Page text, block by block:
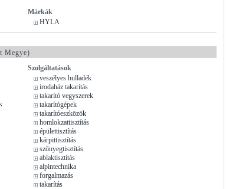
Márkák
HYLA
Megye)
Szolgáltatások
veszélyes hulladék
irodaház takarítás
takarító vegyszerek
takarítógépek
takarítóeszközök
homlokzattisztítás
épülettisztítás
kárpittisztítás
szőnyegtisztítás
ablaktisztítás
alpintechnika
forgalmazás
takarítás